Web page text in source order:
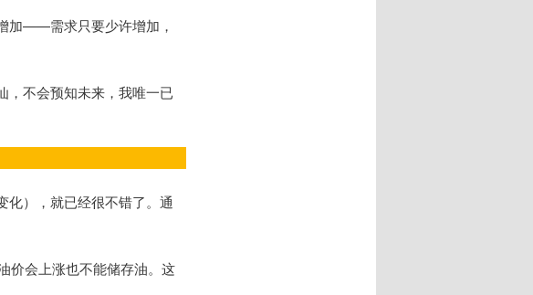
加——需求只要少许增加，
，不会预知未来，我唯一已
化），就已经很不错了。通
价会上涨也不能储存油。这